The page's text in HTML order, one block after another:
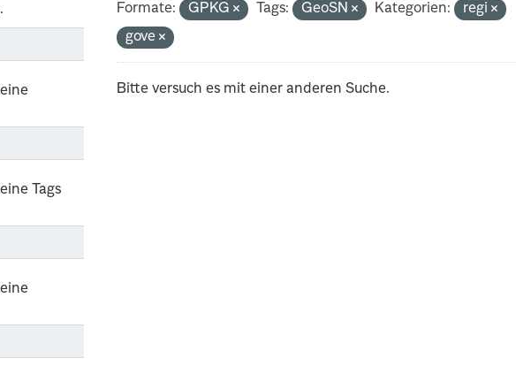
Tags
Formate: GPKG Tags: GeoSN Kategorien:
regi
gove
Bitte versuch es mit einer anderen Suche.